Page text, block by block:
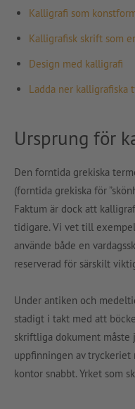
Kalligrafi som
Kalligrafisk skrift som
Design med kalligrafi
Ladda ner kalligrafiska
Ursprung för
Den forntida grekiska
(forntida grekiska för
Faktum är dock att
tidigare. Vi vet till
använde både en
reserverad för särskilt
Under antiken och
stadigt i takt med att
skriftliga dokument måste
uppfinningen av tryckeriet
kontor snabbt. Yrket som